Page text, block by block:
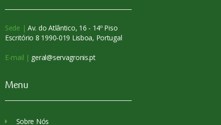
Sede | Av. do Atlântico, 16 - 14º Piso
Escritório 8 1990-019 Lisboa, Portugal
E-mail | geral@servagronis.pt
Menu
Sobre Nós